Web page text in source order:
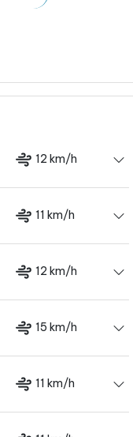
12 km/h
11 km/h
12 km/h
15 km/h
11 km/h